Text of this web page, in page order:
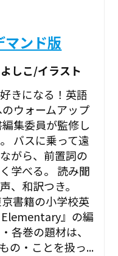
マンド版
しこ/イラスト
きになる！英語
ウォームアップ
集委員が監修し
バスに乗って遠
がら、前置詞の
学べる。 読み聞
、和訳つき。
京書籍の小学校英
Elementary』の編
各巻の題材は、
の・ことを扱っ...